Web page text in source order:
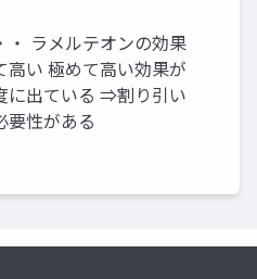
・ ラメルテオンの効果
高い 極めて高い効果が
に出ている ⇒割り引い
要性がある